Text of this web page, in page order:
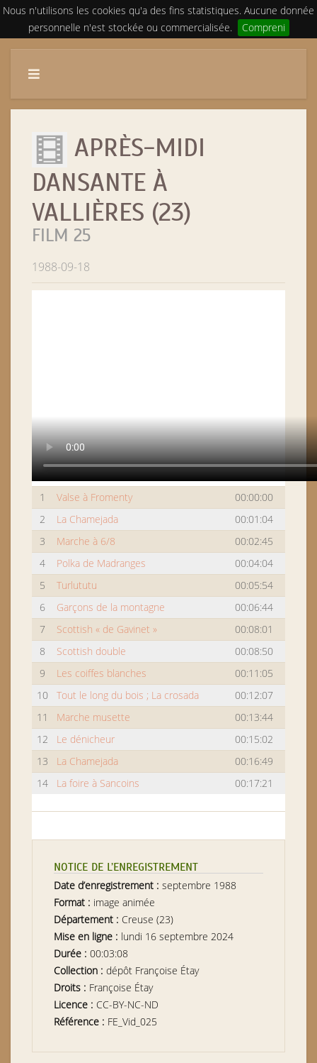
Nous n'utilisons les cookies qu'a des fins statistiques. Aucune donnée
personnelle n'est stockée ou commercialisée.
Compreni
APRÈS-MIDI
DANSANTE À
VALLIÈRES (23)
FILM 25
1988-09-18
1 Valse à Fromenty
00:00:00
2
La Chamejada
00:01:04
3
Marche à 6/8
00:02:45
4
Polka de Madranges
00:04:04
5
Turlututu
00:05:54
6
Garçons de la montagne
00:06:44
7
Scottish « de Gavinet »
00:08:01
8
Scottish double
00:08:50
9
Les coiffes blanches
00:11:05
10
Tout le long du bois ; La crosada
00:12:07
11
Marche musette
00:13:44
12
Le dénicheur
00:15:02
13
La Chamejada
00:16:49
14
La foire à Sancoins 00:17:21
NOTICE DE L’ENREGISTREMENT
Date d’enregistrement : septembre 1988
Format : image animée
Département : Creuse (23)
Mise en ligne : lundi 16 septembre 2024
Durée : 00:03:08
Collection : dépôt Françoise Étay
Droits : Françoise Étay
Licence : CC-BY-NC-ND
Référence : FE_Vid_025